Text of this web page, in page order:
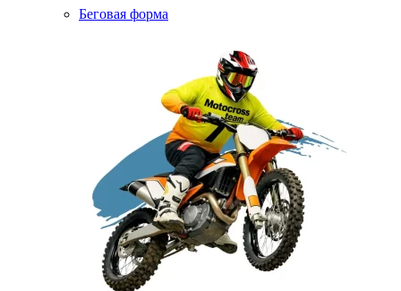
Беговая форма